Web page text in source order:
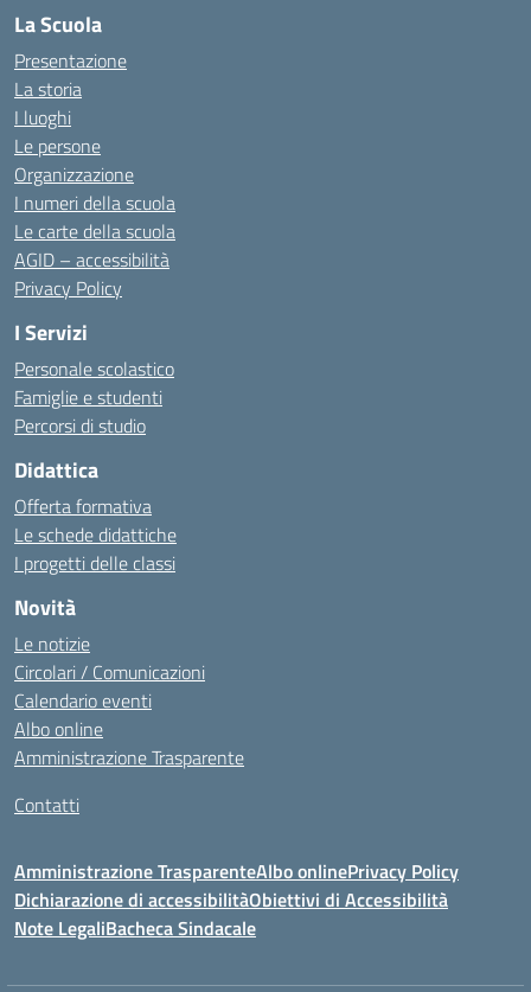
La Scuola
Presentazione
La storia
I luoghi
Le persone
Organizzazione
I numeri della scuola
Le carte della scuola
AGID – accessibilità
Privacy Policy
I Servizi
Personale scolastico
Famiglie e studenti
Percorsi di studio
Didattica
Offerta formativa
Le schede didattiche
I progetti delle classi
Novità
Le notizie
Circolari / Comunicazioni
Calendario eventi
Albo online
Amministrazione Trasparente
Contatti
Amministrazione TrasparenteAlbo onlinePrivacy Policy
Dichiarazione di accessibilitàObiettivi di Accessibilità
Note LegaliBacheca Sindacale